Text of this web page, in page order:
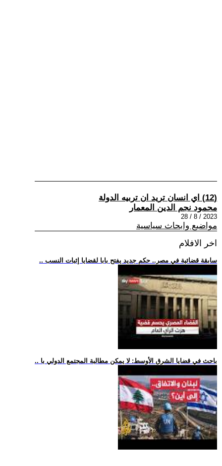
(12) اي انسان تريد ان تربيه الدولة
محمود نجم الدين المعمار
2023 / 8 / 28
مواضيع وابحاث سياسية
اخر الافلام
.. سابقة قضائية في مصر.. حكم جديد يفتح بابا لقضايا إثبات النسب
.. باحث في قضايا الشرق الأوسط: لا يمكن مطالبة المجتمع الدولي با